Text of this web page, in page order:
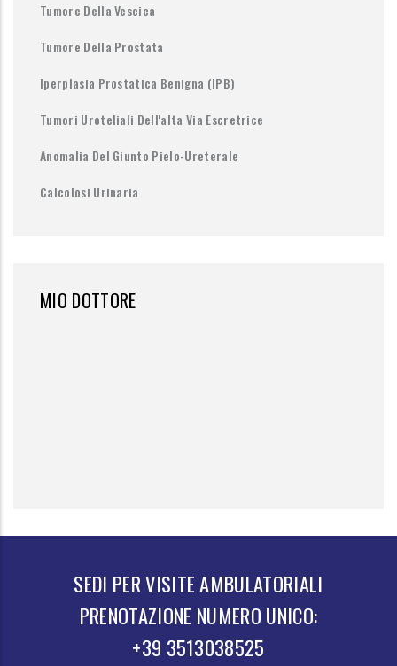
Tumore Della Vescica
Tumore Della Prostata
Iperplasia Prostatica Benigna (IPB)
Tumori Uroteliali Dell'alta Via Escretrice
Anomalia Del Giunto Pielo-Ureterale
Calcolosi Urinaria
MIO DOTTORE
SEDI PER VISITE AMBULATORIALI
PRENOTAZIONE NUMERO UNICO:
+39 3513038525